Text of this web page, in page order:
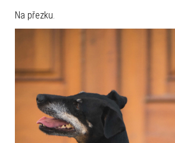
Na přezku.